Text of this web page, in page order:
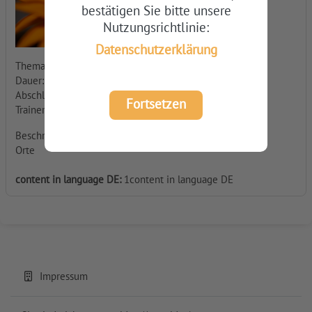
bestätigen Sie bitte unsere
Nutzungsrichtlinie:
Datenschutzerklärung
Fortsetzen
Thema:
Dauer:
Abschluss:
Trainer:
Beschreibung
Orte
content in language DE: 1content in language DE
Impressum